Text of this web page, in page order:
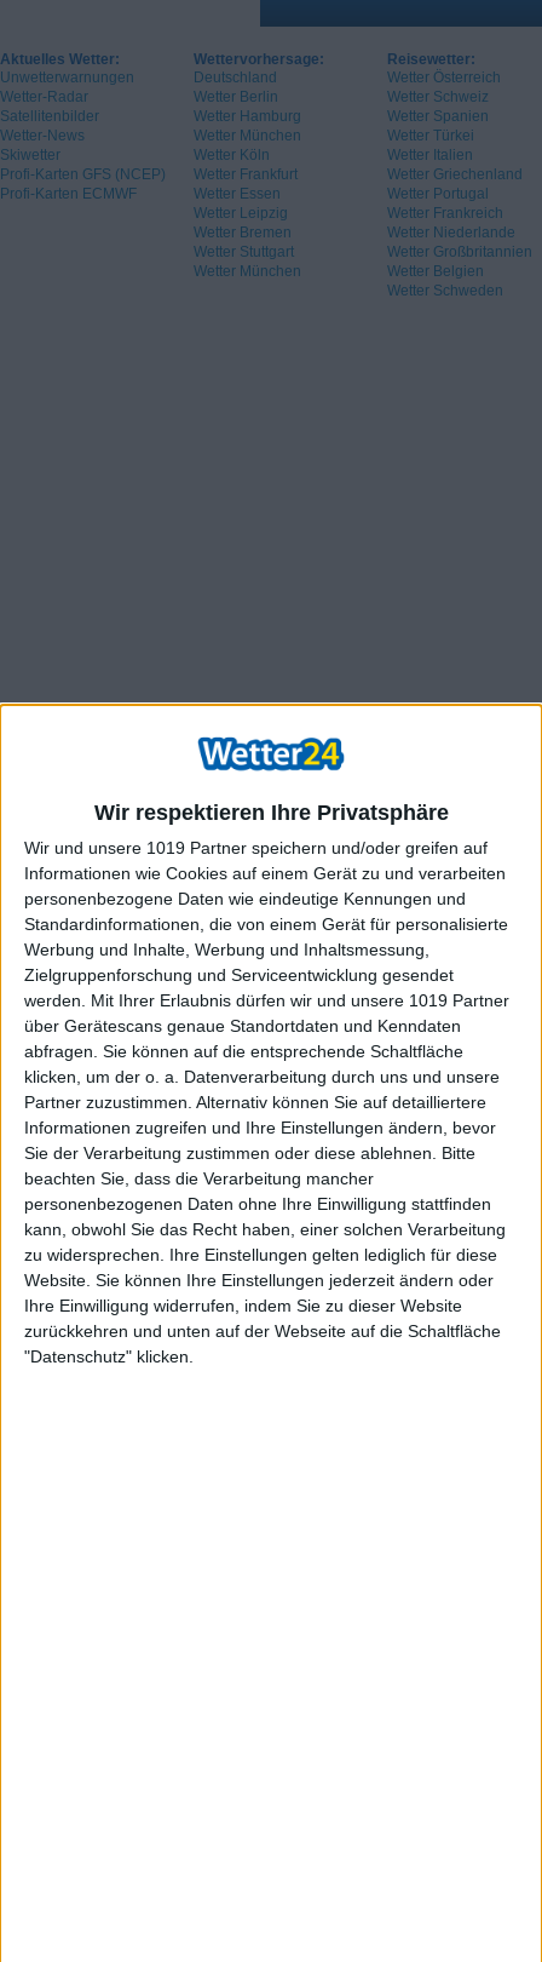
Wir respektieren Ihre Privatsphäre
Wir und unsere 1019 Partner speichern und/oder greifen auf
Informationen wie Cookies auf einem Gerät zu und verarbeiten
personenbezogene Daten wie eindeutige Kennungen und
Standardinformationen, die von einem Gerät für personalisierte
Werbung und Inhalte, Werbung und Inhaltsmessung,
Zielgruppenforschung und Serviceentwicklung gesendet
werden.
Mit Ihrer Erlaubnis dürfen wir und unsere 1019 Partner
über Gerätescans genaue Standortdaten und Kenndaten
abfragen. Sie können auf die entsprechende Schaltfläche
klicken, um der o. a. Datenverarbeitung durch uns und unsere
Partner zuzustimmen. Alternativ können Sie auf detailliertere
Informationen zugreifen und Ihre Einstellungen ändern, bevor
Sie der Verarbeitung zustimmen oder diese ablehnen.
Bitte
beachten Sie, dass die Verarbeitung mancher
personenbezogenen Daten ohne Ihre Einwilligung stattfinden
kann, obwohl Sie das Recht haben, einer solchen Verarbeitung
zu widersprechen. Ihre Einstellungen gelten lediglich für diese
Website. Sie können Ihre Einstellungen jederzeit ändern oder
Ihre Einwilligung widerrufen, indem Sie zu dieser Website
zurückkehren und unten auf der Webseite auf die Schaltfläche
"Datenschutz" klicken.
Aktuelles Wetter:
Unwetterwarnungen
Wetter-Radar
Satellitenbilder
Wetter-News
Skiwetter
Profi-Karten GFS (NCEP)
Profi-Karten ECMWF
Wettervorhersage:
Deutschland
Wetter Berlin
Wetter Hamburg
Wetter München
Wetter Köln
Wetter Frankfurt
Wetter Essen
Wetter Leipzig
Wetter Bremen
Wetter Stuttgart
Wetter München
Reisewetter:
Wetter Österreich
Wetter Schweiz
Wetter Spanien
Wetter Türkei
Wetter Italien
Wetter Griechenland
Wetter Portugal
Wetter Frankreich
Wetter Niederlande
Wetter Großbritannien
Wetter Belgien
Wetter Schweden